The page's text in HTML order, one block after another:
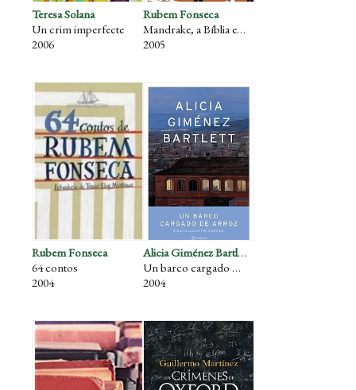
Teresa Solana
Un crim imperfecte
2006
Rubem Fonseca
Mandrake, a Bíblia e a Bengala
2005
Rubem Fonseca
64 contos
2004
Alicia Giménez Bartlett
Un barco cargado de arroz
2004